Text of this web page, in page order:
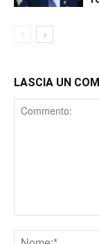
LASCIA UN
Comment
Nome